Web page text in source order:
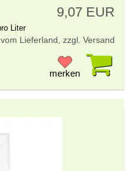
9,07 EUR
Liter
Lieferland, zzgl. Versand
merken